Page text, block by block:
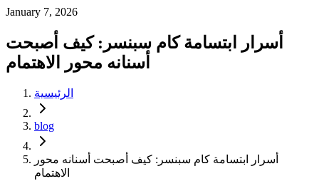
January 7, 2026
أسرار ابتسامة كام سبنسر: كيف أصبحت
أسنانه محور الاهتمام
الرئيسية
blog
أسرار ابتسامة كام سبنسر: كيف أصبحت أسنانه محور
الاهتمام